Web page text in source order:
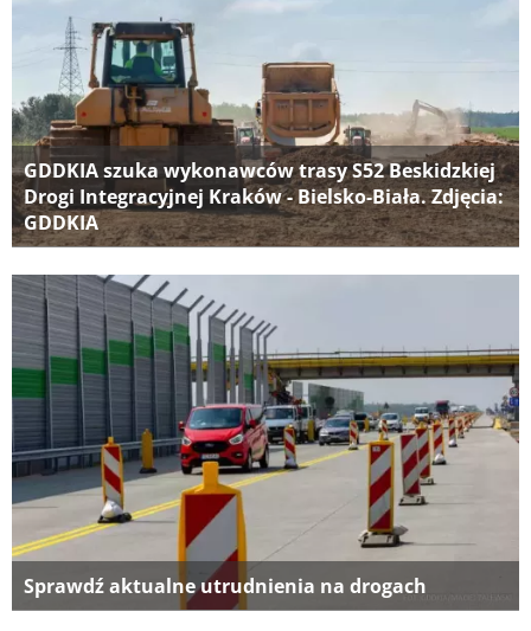
GDDKIA szuka wykonawców trasy S52 Beskidzkiej
Drogi Integracyjnej Kraków - Bielsko-Biała. Zdjęcia:
GDDKIA
Sprawdź aktualne utrudnienia na drogach